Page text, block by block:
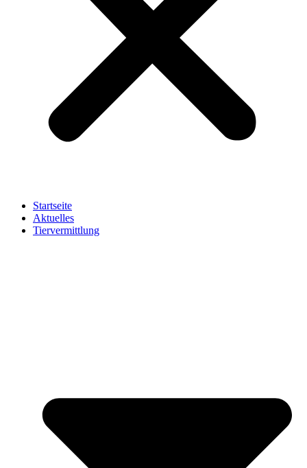
Startseite
Aktuelles
Tiervermittlung